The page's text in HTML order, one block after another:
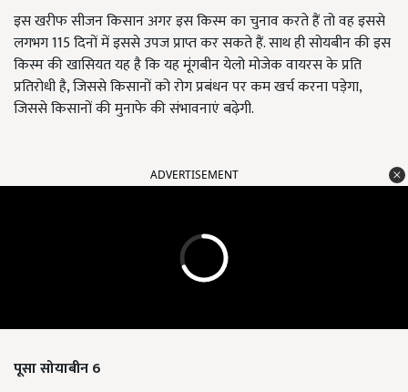
इस खरीफ सीजन किसान अगर इस किस्म का चुनाव करते हैं तो वह इससे
लगभग 115 दिनों में इससे उपज प्राप्त कर सकते हैं. साथ ही सोयबीन की इस
किस्म की खासियत यह है कि यह मूंगबीन येलो मोजेक वायरस के प्रति
प्रतिरोधी है, जिससे किसानों को रोग प्रबंधन पर कम खर्च करना पड़ेगा,
जिससे किसानों की मुनाफे की संभावनाएं बढ़ेगी.
ADVERTISEMENT
पूसा सोयाबीन 6